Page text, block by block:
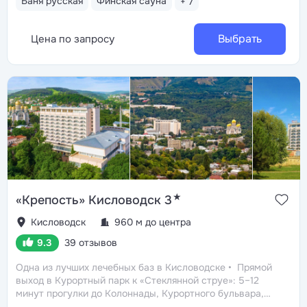
вертикальное вытяжение и сухое вытяжение Ormed
Professional с тепло-вибромассажем
Цена по запросу Выбрать
«Крепость» Кисловодск 3★
Кисловодск
960 м до центра
9.3
39 отзывов
Одна из лучших лечебных баз в Кисловодске
Прямой
выход в Курортный парк к «Стеклянной струе»: 5–12
минут прогулки до Колоннады, Курортного бульвара,